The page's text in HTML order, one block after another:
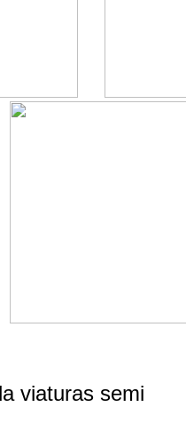
viaturas semi